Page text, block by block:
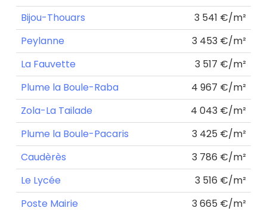
Bijou-Thouars
3 541 €/m²
Peylanne
3 453 €/m²
La Fauvette
3 517 €/m²
Plume la Boule-Raba
4 967 €/m²
Zola-La Tailade
4 043 €/m²
Plume la Boule-Pacaris
3 425 €/m²
Caudèrès
3 786 €/m²
Le Lycée
3 516 €/m²
Poste Mairie
3 665 €/m²